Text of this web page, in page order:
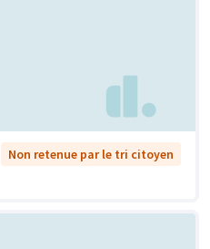
Non retenue par le tri citoyen